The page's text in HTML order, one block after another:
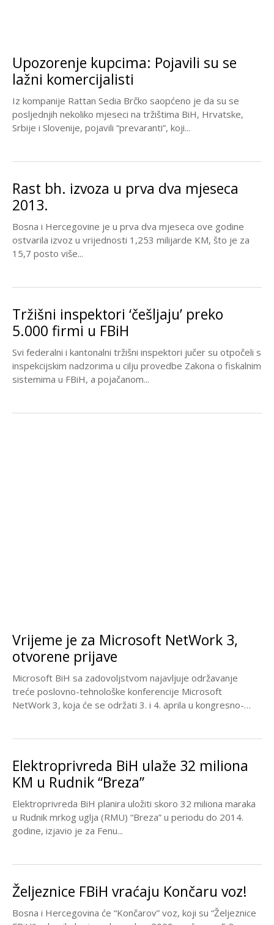
Upozorenje kupcima: Pojavili su se
lažni komercijalisti
Iz kompanije Rattan Sedia Brčko saopćeno je da su se
posljednjih nekoliko mjeseci na tržištima BiH, Hrvatske,
Srbije i Slovenije, pojavili “prevaranti”, koji...
Rast bh. izvoza u prva dva mjeseca
2013.
Bosna i Hercegovine je u prva dva mjeseca ove godine
ostvarila izvoz u vrijednosti 1,253 milijarde KM, što je za
15,7 posto više...
Tržišni inspektori ‘češljaju’ preko
5.000 firmi u FBiH
Svi federalni i kantonalni tržišni inspektori jučer su otpočeli s
inspekcijskim nadzorima u cilju provedbe Zakona o fiskalnim
sistemima u FBiH, a pojačanom...
Vrijeme je za Microsoft NetWork 3,
otvorene prijave
Microsoft BiH sa zadovoljstvom najavljuje održavanje
treće poslovno-tehnološke konferencije Microsoft
NetWork 3, koja će se održati 3. i 4. aprila u kongresno-
Elektroprivreda BiH ulaže 32 miliona
KM u Rudnik “Breza”
Elektroprivreda BiH planira uložiti skoro 32 miliona maraka
u Rudnik mrkog uglja (RMU) “Breza” u periodu do 2014.
godine, izjavio je za Fenu...
Željeznice FBiH vraćaju Končaru voz!
Bosna i Hercegovina će “Končarov” voz, koji su “Željeznice